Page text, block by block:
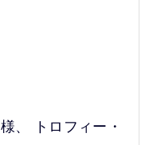
、 トロフィー・